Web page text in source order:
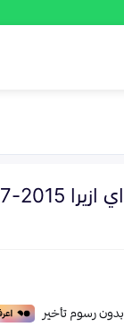
2017